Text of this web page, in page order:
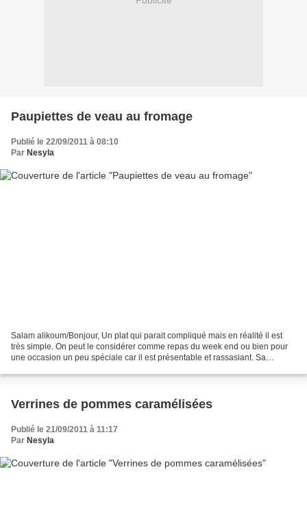
Paupiettes de veau au fromage
Publié le 22/09/2011 à 08:10
Par Nesyla
Salam alikoum/Bonjour, Un plat qui parait compliqué mais en réalité il est
très simple. On peut le considérer comme repas du week end ou bien pour
une occasion un peu spéciale car il est présentable et rassasiant. Sa
Verrines de pommes caramélisées
Publié le 21/09/2011 à 11:17
Par Nesyla